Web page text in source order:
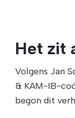
Het zit
Volgens Jan
& KAM-IB-
begon dit